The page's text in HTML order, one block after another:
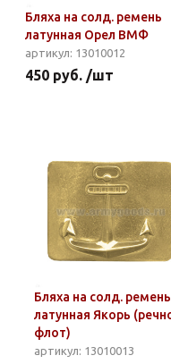
Бляха на солд. ремень
латунная Орел ВМФ
артикул: 13010012
450 руб. /шт
Бляха на солд. ремень
латунная Якорь
флот)
артикул: 13010013